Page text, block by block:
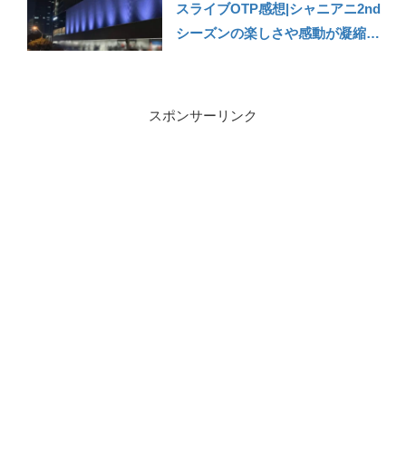
スライブOTP感想|シャニアニ2nd
シーズンの楽しさや感動が凝縮さ
スポンサーリンク